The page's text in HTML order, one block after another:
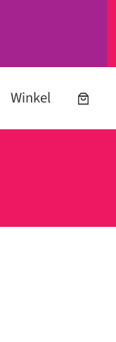
Winkel